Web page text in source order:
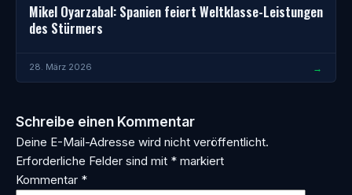
Mikel Oyarzabal: Spanien feiert Weltklasse-Leistungen
des Stürmers
28. März 2026 →
Schreibe einen Kommentar
Deine E-Mail-Adresse wird nicht veröffentlicht.
Erforderliche Felder sind mit * markiert
Kommentar *